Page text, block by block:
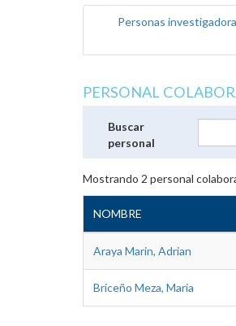
Personas
PERSONAL
Buscar
personal
Mostrando 2 personal
NOMBRE
Araya Marin, Adrian
Briceño Meza, Maria